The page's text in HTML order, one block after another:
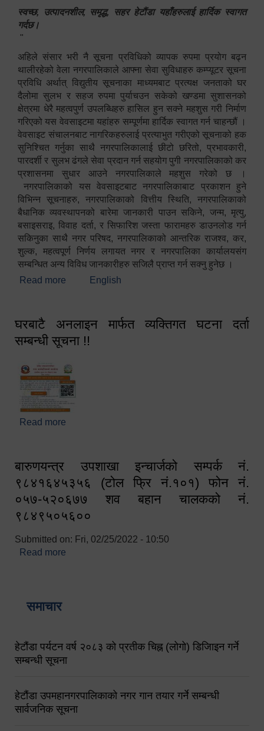
स्वच्छ, उत्पादनशील, समृद्ध, सहर हेटौंडा यहाँहरुलाई हार्दिक स्वागत
गर्दछ।
"
अहिले संसार भरी नै सूचना प्रविधिको व्यापक रुपमा प्रयोग बढ्न
थालीरहेको वेला नगरपालिकाले आफ्ना सेवा सुविधाहरु कम्प्यूटर सूचना
प्रविधि अर्थात् विद्युतीय सूचनाका माध्यमबाट प्रत्यक्ष जनताको घर
दैलोमा सुलभ र सहज रुपमा पुर्याचउन सकेको खण्डमा सुशासनको
क्षेत्रमा धेरै महत्वपुर्ण उपलब्धिहरु हासिल हुन सक्ने महशुस गरी निर्माण
गरिएको यस वेवसाइटमा यहांहरु सम्पूर्णमा हार्दिक स्वागत गर्न चाहन्छौं ।
वेवसाइट संचालनबाट नागरिकहरुलाई प्रत्याभुत गरीएको सूचनाको हक
सुनिश्चित गर्नुका साथै नगरपालिकालाई छीटो छरितो, प्रभावकारी,
पारदर्शी र सुलभ ढंगले सेवा प्रदान गर्न सहयोग पुगी नगरपालिकाको कर
प्रशासनमा सुधार आउने नगरपालिकाले महशुस गरेको छ ।
नगरपालिकाको यस वेवसाइटबाट नगरपालिकाबाट प्रकाशन हुने
विभिन्न सूचनाहरु, नगरपालिकाको वित्तीय स्थिति, नगरपालिकाको
बैधानिक व्यवस्थापनको बारेमा जानकारी पाउन सकिने, जन्म, मृत्यु,
बसाइसराइ, विवाह दर्ता, र सिफारिश जस्ता फारामहरु डाउनलोड गर्न
सकिनुका साथै नगर परिषद, नगरपालिकाको आन्तरिक राजश्व, कर,
शुल्क, महत्वपूर्ण निर्णय लगायत नगर र नगरपालिका कार्यालयसंग
सम्बन्धित अन्य विविध जानकारीहरु सजिलै प्राप्त गर्न सक्नु हुनेछ ।
Read more about स्वागतम!!!
English
घरबाटै अनलाइन मार्फत व्यक्तिगत घटना दर्ता
सम्बन्धी सूचना !!
Read more
बारुणयन्त्र उपशाखा इन्चार्जको सम्पर्क नं.
९८४१६४५३५६ (टोल फ्रि नं.१०१) फोन नं.
०५७-५२०६७७ शव बहान चालकको नं.
९८४९५०५६००
Submitted on: Fri, 02/25/2022 - 10:50
Read more
समाचार
हेटौंडा पर्यटन वर्ष २०८३ को प्रतीक चिह्न (लोगो) डिजिाइन गर्ने
सम्बन्धी सूचना
हेटौंडा उपमहानगरपालिकाको नगर गान तयार गर्ने सम्बन्धी
सार्वजनिक सूचना